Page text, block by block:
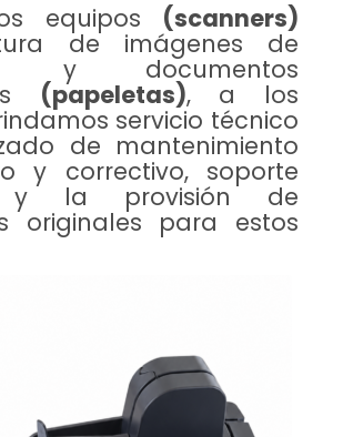
equipos (scanners)
de imágenes de
y documentos
(papeletas), a los
servicio técnico
de mantenimiento
y correctivo, soporte
y la provisión de
originales para estos